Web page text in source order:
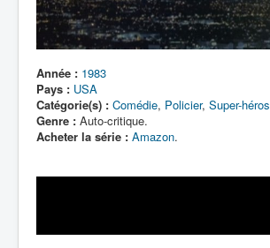
Année : 1983
Pays : USA
Catégorie(s) : Comédie, Policier, Super-héros
Genre : Auto-critique.
Acheter la série : Amazon.